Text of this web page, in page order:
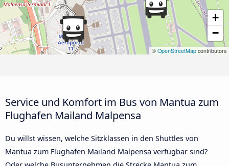
+
−
© OpenStreetMap contributors
Service und Komfort im Bus von Mantua zum
Flughafen Mailand Malpensa
Du willst wissen, welche Sitzklassen in den Shuttles von
Mantua zum Flughafen Mailand Malpensa verfügbar sind?